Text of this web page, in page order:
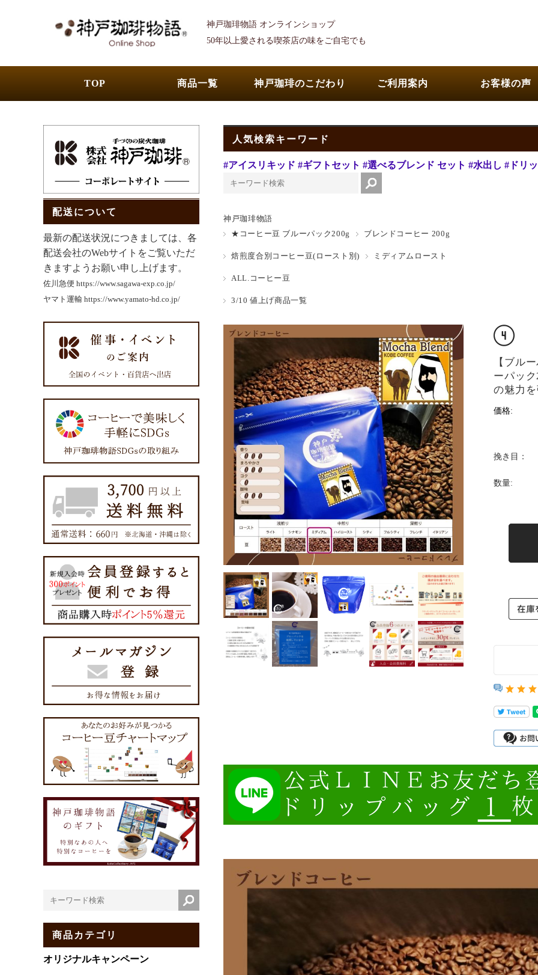
神戸珈琲物語 オンラインショップ
50年以上愛される喫茶店の味をご自宅でも
TOP 商品一覧 神戸珈琲のこだわり ご利用案内 お客様の声
人気検索キーワード
#アイスリキッド #ギフトセット #選べるブレンド セット #水出し #ドリ
神戸珈琲物語
★コーヒー豆 ブルーパック200g
ブレンドコーヒー 200g
焙煎度合別コーヒー豆(ロースト別) ミディアムロースト
ALL.コーヒー豆
3/10 値上げ商品一覧
【ブル
ーパッ
の魅力
価格:
挽き目：
数量:
配送について
最新の配送状況につきましては、各
配送会社のWebサイトをご覧いただ
きますようお願い申し上げます。
佐川急便 https://www.sagawa-exp.co.jp/
ヤマト運輸 https://www.yamato-hd.co.jp/
商品カテゴリ
オリジナルキャンペーン